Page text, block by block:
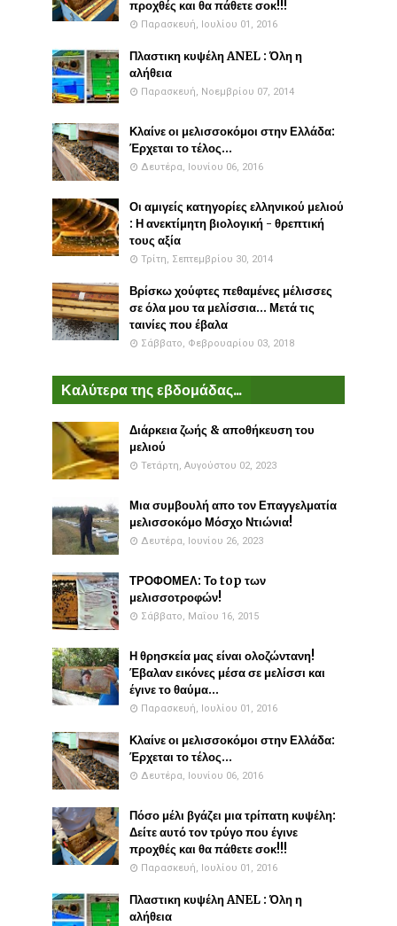
προχθές και θα πάθετε σοκ!!!
Παρασκευή, Ιουλίου 01, 2016
Πλαστικη κυψέλη ANEL : Όλη η
αλήθεια
Παρασκευή, Νοεμβρίου 07, 2014
Κλαίνε οι μελισσοκόμοι στην Ελλάδα:
Έρχεται το τέλος...
Δευτέρα, Ιουνίου 06, 2016
Οι αμιγείς κατηγορίες ελληνικού μελιού
: Η ανεκτίμητη βιολογική - θρεπτική
τους αξία
Τρίτη, Σεπτεμβρίου 30, 2014
Βρίσκω χούφτες πεθαμένες μέλισσες
σε όλα μου τα μελίσσια... Μετά τις
ταινίες που έβαλα
Σάββατο, Φεβρουαρίου 03, 2018
Καλύτερα της εβδομάδας...
Διάρκεια ζωής & αποθήκευση του
μελιού
Τετάρτη, Αυγούστου 02, 2023
Μια συμβουλή απο τον Επαγγελματία
μελισσοκόμο Μόσχο Ντιώνια!
Δευτέρα, Ιουνίου 26, 2023
ΤΡΟΦΟΜΕΛ: Το top των
μελισσοτροφών!
Σάββατο, Μαΐου 16, 2015
Η θρησκεία μας είναι ολοζώντανη!
Έβαλαν εικόνες μέσα σε μελίσσι και
έγινε το θαύμα...
Παρασκευή, Ιουλίου 01, 2016
Κλαίνε οι μελισσοκόμοι στην Ελλάδα:
Έρχεται το τέλος...
Δευτέρα, Ιουνίου 06, 2016
Πόσο μέλι βγάζει μια τρίπατη κυψέλη:
Δείτε αυτό τον τρύγο που έγινε
προχθές και θα πάθετε σοκ!!!
Παρασκευή, Ιουλίου 01, 2016
Πλαστικη κυψέλη ANEL : Όλη η
αλήθεια